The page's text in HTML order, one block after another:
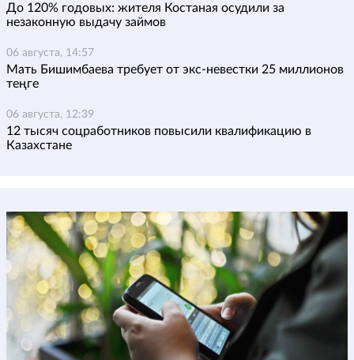
До 120% годовых: жителя Костаная осудили за
незаконную выдачу займов
06 августа, 14:57
Мать Бишимбаева требует от экс-невестки 25 миллионов
теңге
06 августа, 12:39
12 тысяч соцработников повысили квалификацию в
Казахстане